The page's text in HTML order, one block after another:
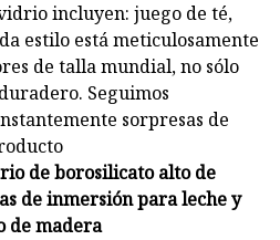
incluyen: juego de té,
estilo está meticulosamente
de talla mundial, no sólo
Seguimos
sorpresas de
de borosilicato alto de
de inmersión para leche y
de madera